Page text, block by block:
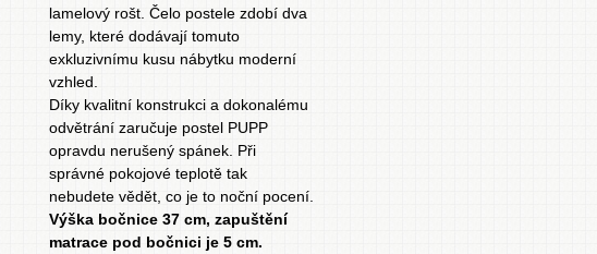
lamelový rošt. Čelo postele zdobí dva
lemy, které dodávají tomuto
exkluzivnímu kusu nábytku moderní
vzhled.
Díky kvalitní konstrukci a dokonalému
odvětrání zaručuje postel PUPP
opravdu nerušený spánek. Při
správné pokojové teplotě tak
nebudete vědět, co je to noční pocení.
Výška bočnice 37 cm, zapuštění
matrace pod bočnici je 5 cm.